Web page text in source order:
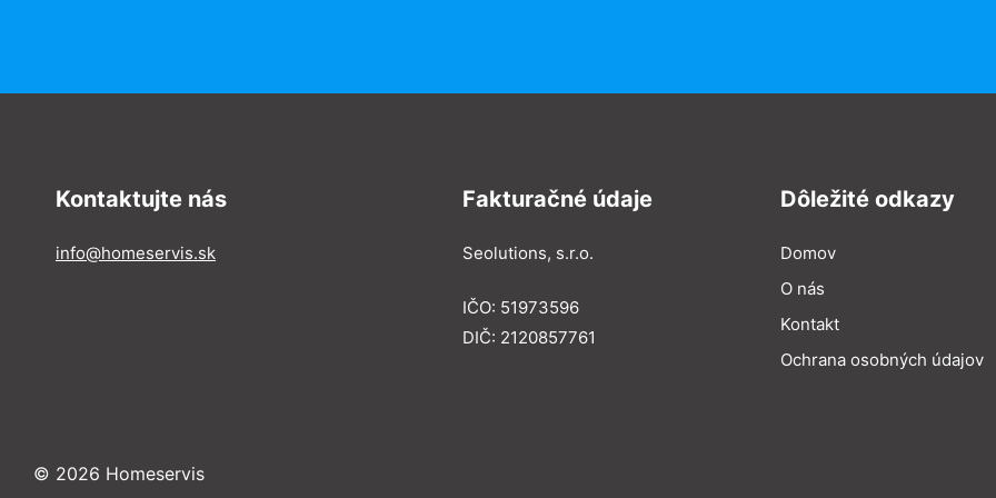
Kontaktujte nás
info@homeservis.sk
Fakturačné údaje
Seolutions, s.r.o.
IČO: 51973596
DIČ: 2120857761
Dôležité odkazy
Domov
O nás
Kontakt
Ochrana osobných údajov
© 2026 Homeservis